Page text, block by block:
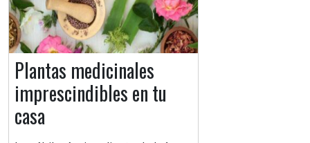
Plantas medicinales
imprescindibles en tu
casa